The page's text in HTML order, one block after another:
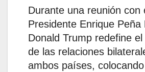
Durante una reunión con
Presidente Enrique Peña
Donald Trump redefine
de las relaciones
ambos países,